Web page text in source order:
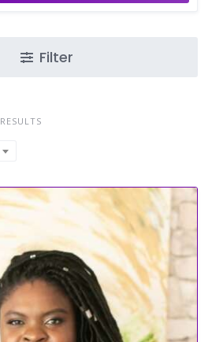
Filter